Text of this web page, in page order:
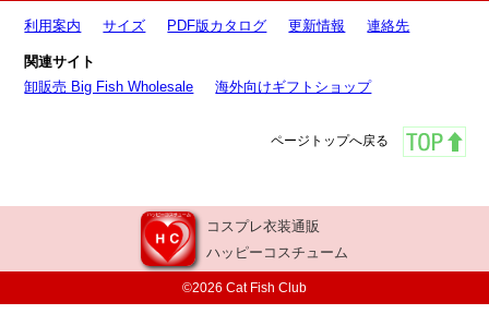
利用案内 サイズ PDF版カタログ 更新情報 連絡先
関連サイト
卸販売 Big Fish Wholesale
海外向けギフトショップ
ページトップへ戻る
コスプレ衣装通販
ハッピーコスチューム
©2026 Cat Fish Club